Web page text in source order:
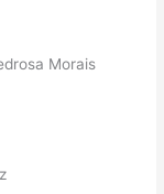
Morais